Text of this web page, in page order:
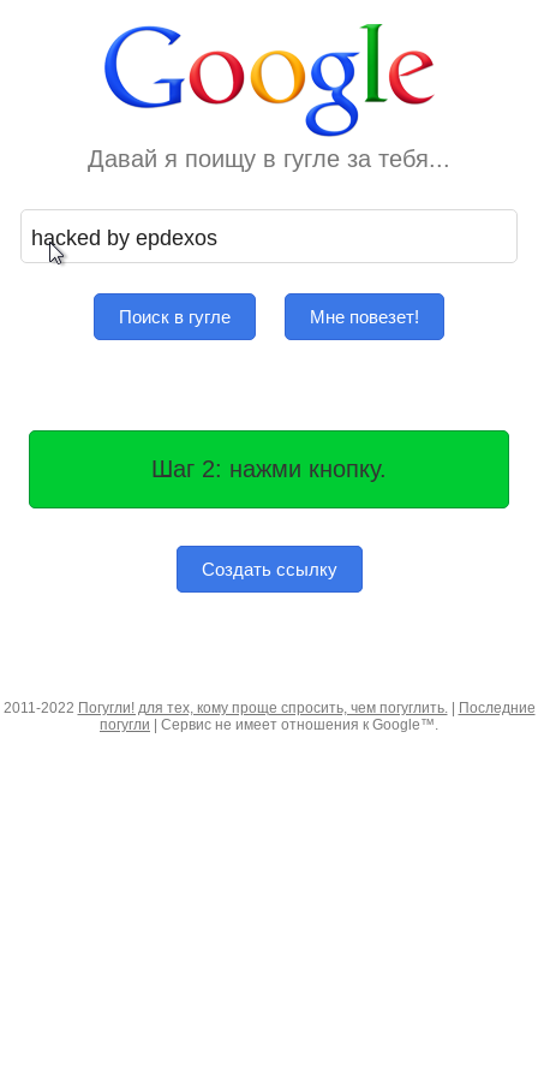
Давай я поищу в гугле за тебя...
Поиск в гугле Мне повезет!
Шаг 2: нажми кнопку.
Создать ссылку
2011-2022 Погугли! для тех, кому проще спросить, чем погуглить.|
Последние
погугли | Сервис не имеет отношения к Google™.